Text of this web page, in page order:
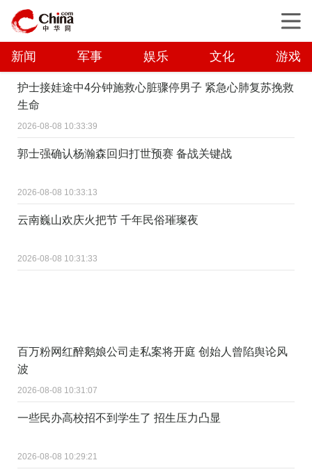
新闻 军事 娱乐 文化 游戏
护士接娃途中4分钟施救心脏骤停男子 紧急心肺复苏挽救
生命
2026-08-08 10:33:39
郭士强确认杨瀚森回归打世预赛 备战关键战
2026-08-08 10:33:13
云南巍山欢庆火把节 千年民俗璀璨夜
2026-08-08 10:31:33
百万粉网红醉鹅娘公司走私案将开庭 创始人曾陷舆论风
波
2026-08-08 10:31:07
一些民办高校招不到学生了 招生压力凸显
2026-08-08 10:29:21